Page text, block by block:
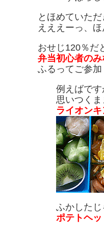
とほめていただ
えええーっ、
おせじ120％だ
弁当初心者の
ふるってご参加
例えばですが
思いつくまま
ライオンキ
ふかしたじ
ポテトヘッ